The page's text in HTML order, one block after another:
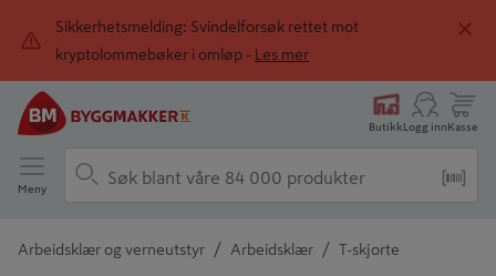
Sikkerhetsmelding: Svindelforsøk rettet mot
kryptolommebøker i omløp -
Les mer
ButikkLogg innKasse
Meny
Arbeidsklær og verneutstyr / Arbeidsklær / T-skjorte